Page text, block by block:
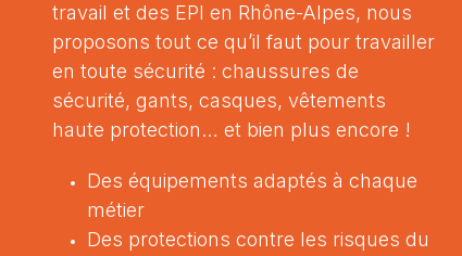
travail et des EPI en Rhône-Alpes, nous
proposons tout ce qu’il faut pour travailler
en toute sécurité : chaussures de
sécurité, gants, casques, vêtements
haute protection… et bien plus encore !
Des équipements adaptés à chaque
métier
Des protections contre les risques du